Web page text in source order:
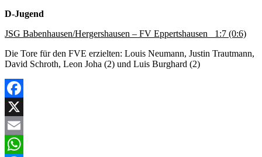
D-Jugend
JSG Babenhausen/Hergershausen – FV Eppertshausen 1:7 (0:6)
Die Tore für den FVE erzielten: Louis Neumann, Justin Trautmann,
David Schroth, Leon Joha (2) und Luis Burghard (2)
Facebook
X
Email